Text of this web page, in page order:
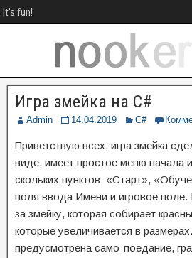
It's fun!
Игра змейка на C#
Admin 14.04.2019 C#
Приветствую всех, игра змейка
виде, имеет простое меню начала
скольких пунктов: «Старт»,
поля ввода Имени и игровое поле.
за змейку, которая собирает
которые увеличивается в
предусмотрена само-поедание,